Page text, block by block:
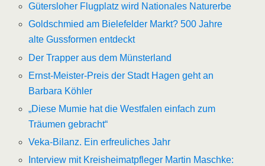
Gütersloher Flugplatz wird Nationales Naturerbe
Goldschmied am Bielefelder Markt? 500 Jahre
alte Gussformen entdeckt
Der Trapper aus dem Münsterland
Ernst-Meister-Preis der Stadt Hagen geht an
Barbara Köhler
„Diese Mumie hat die Westfalen einfach zum
Träumen gebracht“
Veka-Bilanz. Ein erfreuliches Jahr
Interview mit Kreisheimatpfleger Martin Maschke: